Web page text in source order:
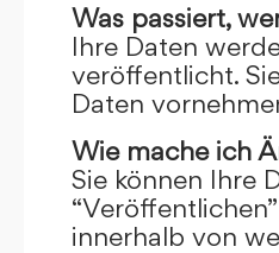
Was passiert,
Ihre Daten
veröffentlicht.
Daten
Wie mache ich
Sie können Ihre
innerhalb von